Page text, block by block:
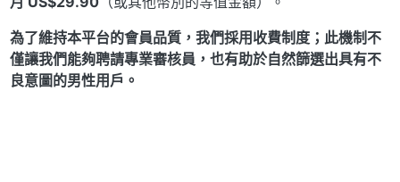
為了維持本平台的會員品質，我們採用收費制度；此機制不
僅讓我們能夠聘請專業審核員，也有助於自然篩選出具有不
良意圖的男性用戶。